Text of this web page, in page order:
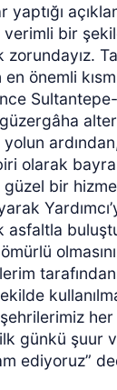
yaptığı
verimli bir
en önemli
güzergâha
yolun
olarak
bir
asfaltla
tarafından
günkü şuur
ediyoruz”